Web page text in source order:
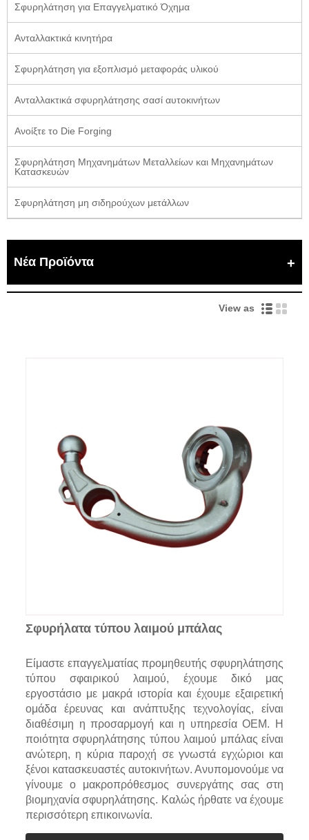
Σφυρηλάτηση για Επαγγελματικό Όχημα
Ανταλλακτικά κινητήρα
Σφυρηλάτηση για εξοπλισμό μεταφοράς υλικού
Ανταλλακτικά σφυρηλάτησης σασί αυτοκινήτων
Ανοίξτε το Die Forging
Σφυρηλάτηση Μηχανημάτων Μεταλλείων και Μηχανημάτων
Κατασκευών
Σφυρηλάτηση μη σιδηρούχων μετάλλων
Νέα Προϊόντα
View as
Σφυρήλατα τύπου λαιμού μπάλας
Είμαστε επαγγελματίας προμηθευτής σφυρηλάτησης
τύπου σφαιρικού λαιμού, έχουμε δικό μας
εργοστάσιο με μακρά ιστορία και έχουμε εξαιρετική
ομάδα έρευνας και ανάπτυξης τεχνολογίας, είναι
διαθέσιμη η προσαρμογή και η υπηρεσία OEM. Η
ποιότητα σφυρηλάτησης τύπου λαιμού μπάλας είναι
ανώτερη, η κύρια παροχή σε γνωστά εγχώριοι και
ξένοι κατασκευαστές αυτοκινήτων. Ανυπομονούμε να
γίνουμε ο μακροπρόθεσμος συνεργάτης σας στη
βιομηχανία σφυρηλάτησης. Καλώς ήρθατε να έχουμε
περισσότερη επικοινωνία.